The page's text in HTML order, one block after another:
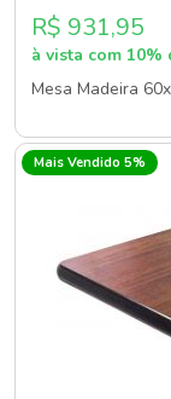
R$ 931,95
à vista com 10%
Mesa Madeira
Mais Vendido 5%